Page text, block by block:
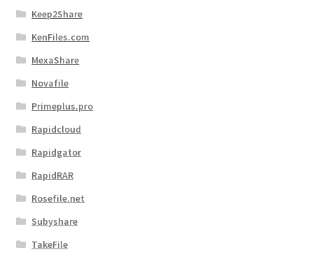
Keep2Share
KenFiles.com
MexaShare
Novafile
Primeplus.pro
Rapidcloud
Rapidgator
RapidRAR
Rosefile.net
Subyshare
TakeFile